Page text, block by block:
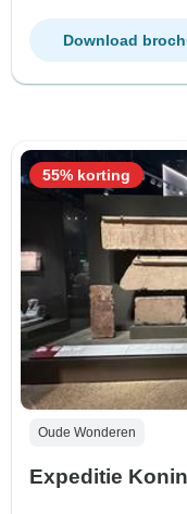
Download
Oude Wonderen
Expeditie
55% korting